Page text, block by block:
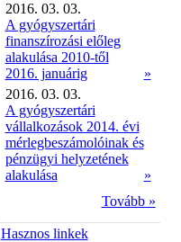
2016. 03. 03.
A gyógyszertári
finanszírozási előleg
alakulása 2010-től
2016. januárig
»
2016. 03. 03.
A gyógyszertári
vállalkozások 2014. évi
mérlegbeszámolóinak és
pénzügyi helyzetének
alakulása
»
Tovább »
Hasznos linkek